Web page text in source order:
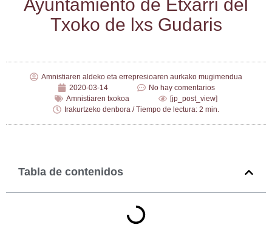
Ayun­ta­mien­to de Etxa­rri del
Txo­ko de lxs Gudaris
Amnistiaren aldeko eta errepresioaren aurkako mugimendua
2020-03-14
No hay comentarios
Amnistiaren txokoa
[jp_post_view]
Irakurtzeko denbora / Tiempo de lectura: 2 min.
Tabla de contenidos